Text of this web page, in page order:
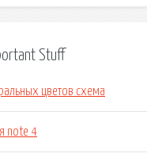
Stuff
цветов схема
note 4